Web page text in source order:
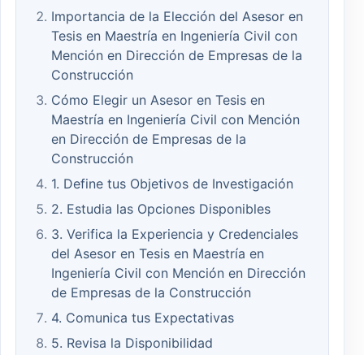
Importancia de la Elección del Asesor en
Tesis en Maestría en Ingeniería Civil con
Mención en Dirección de Empresas de la
Construcción
Cómo Elegir un Asesor en Tesis en
Maestría en Ingeniería Civil con Mención
en Dirección de Empresas de la
Construcción
1. Define tus Objetivos de Investigación
2. Estudia las Opciones Disponibles
3. Verifica la Experiencia y Credenciales
del Asesor en Tesis en Maestría en
Ingeniería Civil con Mención en Dirección
de Empresas de la Construcción
4. Comunica tus Expectativas
5. Revisa la Disponibilidad